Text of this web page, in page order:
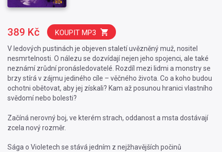
V ledových pustinách je objeven staletí uvězněný muž, nositel
nesmrtelnosti. O nálezu se dozvídají nejen jeho spojenci, ale také
neznámí zrůdní pronásledovatelé. Rozdíl mezi lidmi a monstry se
brzy stírá v zájmu jediného cíle – věčného života. Co a koho budou
ochotni obětovat, aby jej získali? Kam až posunou hranici vlastního
svědomí nebo bolesti?
Začíná nerovný boj, ve kterém strach, oddanost a msta dostávají
zcela nový rozměr.
Sága o Violetech se stává jedním z nejžhavějších počinů
389 Kč KOUPIT MP3